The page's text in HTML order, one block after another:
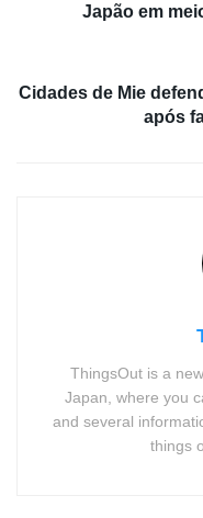
Japão em
Cidades de Mie
após
ThingsOut is a
Japan, where you
and several
things